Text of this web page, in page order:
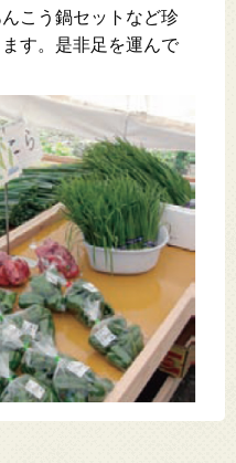
こう鍋セットなど珍
す。是非足を運んで